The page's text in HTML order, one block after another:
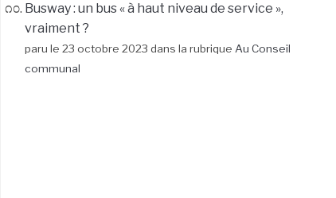
Busway : un bus « à haut niveau de service »,
vraiment ?
paru le 23 octobre 2023 dans la rubrique Au Conseil
communal